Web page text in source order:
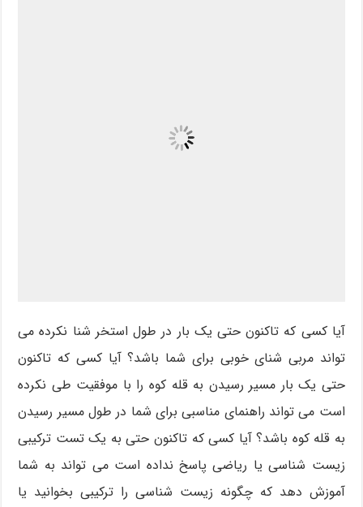
آیا کسی که تاکنون حتی یک بار در طول استخر شنا نکرده می
تواند مربی شنای خوبی برای شما باشد؟ آیا کسی که تاکنون
حتی یک بار مسیر رسیدن به قله کوه را با موفقیت طی نکرده
است می تواند راهنمای مناسبی برای شما در طول مسیر رسیدن
به قله کوه باشد؟ آیا کسی که تاکنون حتی به یک تست ترکیبی
زیست شناسی یا ریاضی پاسخ نداده است می تواند به شما
آموزش دهد که چگونه زیست شناسی را ترکیبی بخوانید یا